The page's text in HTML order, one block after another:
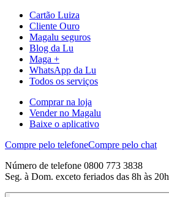
Cartão Luiza
Cliente Ouro
Magalu seguros
Blog da Lu
Maga +
WhatsApp da Lu
Todos os serviços
Comprar na loja
Vender no Magalu
Baixe o aplicativo
Compre pelo telefoneCompre pelo chat
Número de telefone 0800 773 3838
Seg. à Dom. exceto feriados das 8h às 20h